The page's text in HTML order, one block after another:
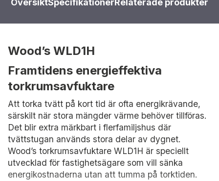
ÖversiktSpecifikationerRelaterade produkter
Wood’s WLD1H
Framtidens energieffektiva
torkrumsavfuktare
Att torka tvätt på kort tid är ofta energikrävande,
särskilt när stora mängder värme behöver tillföras.
Det blir extra märkbart i flerfamiljshus där
tvättstugan används stora delar av dygnet.
Wood’s torkrumsavfuktare WLD1H är speciellt
utvecklad för fastighetsägare som vill sänka
energikostnaderna utan att tumma på torktiden.